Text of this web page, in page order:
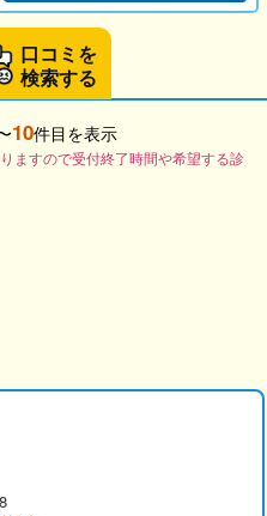
口コミを
検索する
10件目を表示
ますので受付終了時間や希望する診